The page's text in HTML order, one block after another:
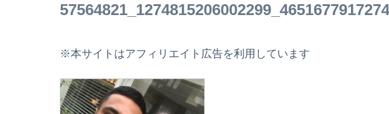
※本サイトはアフィリエイト広告を利用しています